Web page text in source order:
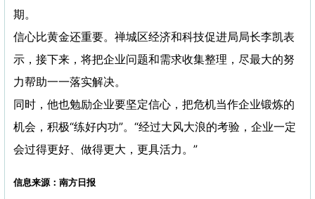
期。
信心比黄金还重要。禅城区经济和科技促进局局长李凯表
示，接下来，将把企业问题和需求收集整理，尽最大的努
力帮助一一落实解决。
同时，他也勉励企业要坚定信心，把危机当作企业锻炼的
机会，积极“练好内功”。“经过大风大浪的考验，企业一定
会过得更好、做得更大，更具活力。”
信息来源：南方日报